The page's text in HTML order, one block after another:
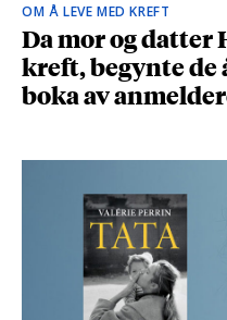
OM Å LEVE MED KREFT
Da mor og datter
kreft, begynte de
boka av